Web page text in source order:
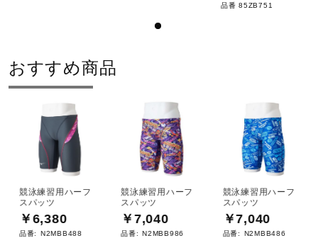
品番 85ZB751
おすすめ商品
競泳練習用ハーフ
スパッツ
￥6,380
品番: N2MBB488
競泳練習用ハーフ
スパッツ
￥7,040
品番: N2MBB986
競泳練習用ハーフ
スパッツ
￥7,040
品番: N2MBB486